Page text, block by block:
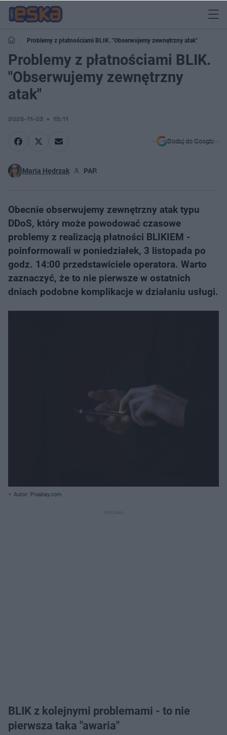
Problemy z płatnościami BLIK. "Obserwujemy zewnętrzny atak"
Problemy z płatnościami BLIK.
"Obserwujemy zewnętrzny
atak"
2025-11-03 15:11
Dodaj do Google
Maria Hędrzak PAP.
Obecnie obserwujemy zewnętrzny atak typu
DDoS, który może powodować czasowe
problemy z realizacją płatności BLIKIEM -
poinformowali w poniedziałek, 3 listopada po
godz. 14:00 przedstawiciele operatora. Warto
zaznaczyć, że to nie pierwsze w ostatnich
dniach podobne komplikacje w działaniu usługi.
Autor: Pixabay.com
BLIK z kolejnymi problemami - to nie
pierwsza taka "awaria"